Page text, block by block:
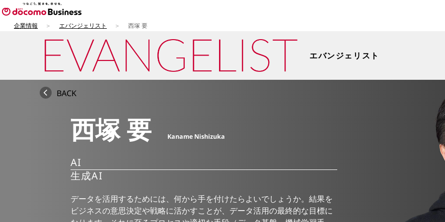
企業情報 エバンジェリスト 西塚 要
エバンジェリスト
BACK
西塚 要 Kaname Nishizuka
AI
生成AI
データを活用するためには、何から手を付けたらよいでしょうか。結果を
ビジネスの意思決定や戦略に活かすことが、データ活用の最終的な目標に